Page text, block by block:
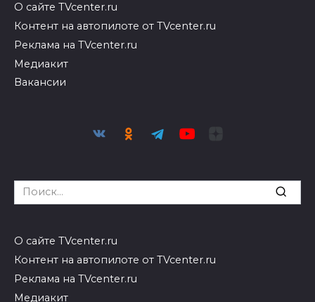
О сайте TVcenter.ru
Контент на автопилоте от TVcenter.ru
Реклама на TVcenter.ru
Медиакит
Вакансии
Search
for:
О сайте TVcenter.ru
Контент на автопилоте от TVcenter.ru
Реклама на TVcenter.ru
Медиакит